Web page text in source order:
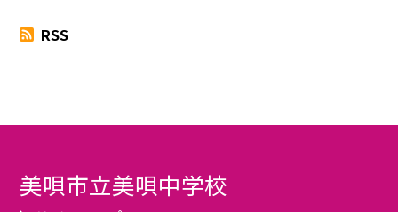
RSS
美唄市立美唄中学校